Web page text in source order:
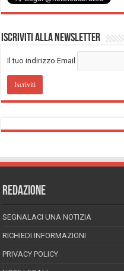
Iscriviti alla Newsletter
Il tuo indirizzo Email
REDAZIONE
SEGNALACI UNA NOTIZIA
RICHIEDI INFORMAZIONI
PRIVACY POLICY